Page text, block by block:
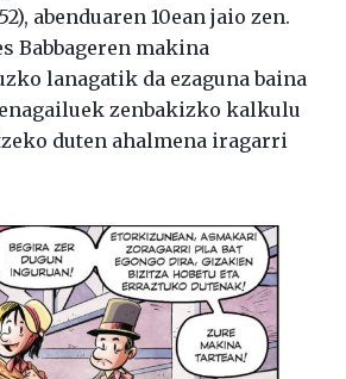
abenduaren 10ean jaio zen.
Babbageren makina
lanagatik da ezaguna baina
zenbakizko kalkulu
duten ahalmena iragarri